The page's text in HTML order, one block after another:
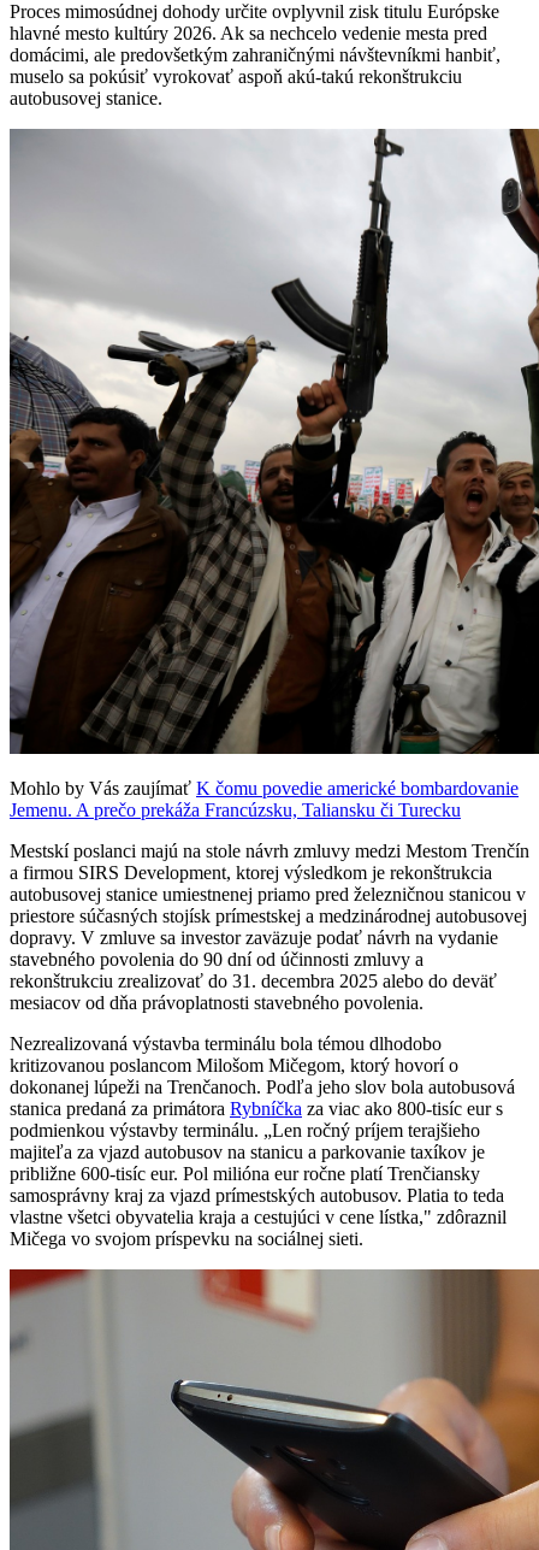
Proces mimosúdnej dohody určite ovplyvnil zisk titulu Európske
hlavné mesto kultúry 2026. Ak sa nechcelo vedenie mesta pred
domácimi, ale predovšetkým zahraničnými návštevníkmi hanbiť,
muselo sa pokúsiť vyrokovať aspoň akú-takú rekonštrukciu
autobusovej stanice.
Mohlo by Vás zaujímať K čomu povedie americké bombardovanie
Jemenu. A prečo prekáža Francúzsku, Taliansku či Turecku
Mestskí poslanci majú na stole návrh zmluvy medzi Mestom Trenčín
a firmou SIRS Development, ktorej výsledkom je rekonštrukcia
autobusovej stanice umiestnenej priamo pred železničnou stanicou v
priestore súčasných stojísk prímestskej a medzinárodnej autobusovej
dopravy. V zmluve sa investor zaväzuje podať návrh na vydanie
stavebného povolenia do 90 dní od účinnosti zmluvy a
rekonštrukciu zrealizovať do 31. decembra 2025 alebo do deväť
mesiacov od dňa právoplatnosti stavebného povolenia.
Nezrealizovaná výstavba terminálu bola témou dlhodobo
kritizovanou poslancom Milošom Mičegom, ktorý hovorí o
dokonanej lúpeži na Trenčanoch. Podľa jeho slov bola autobusová
stanica predaná za primátora Rybníčka za viac ako 800-tisíc eur s
podmienkou výstavby terminálu. „Len ročný príjem terajšieho
majiteľa za vjazd autobusov na stanicu a parkovanie taxíkov je
približne 600-tisíc eur. Pol milióna eur ročne platí Trenčiansky
samosprávny kraj za vjazd prímestských autobusov. Platia to teda
vlastne všetci obyvatelia kraja a cestujúci v cene lístka," zdôraznil
Mičega vo svojom príspevku na sociálnej sieti.